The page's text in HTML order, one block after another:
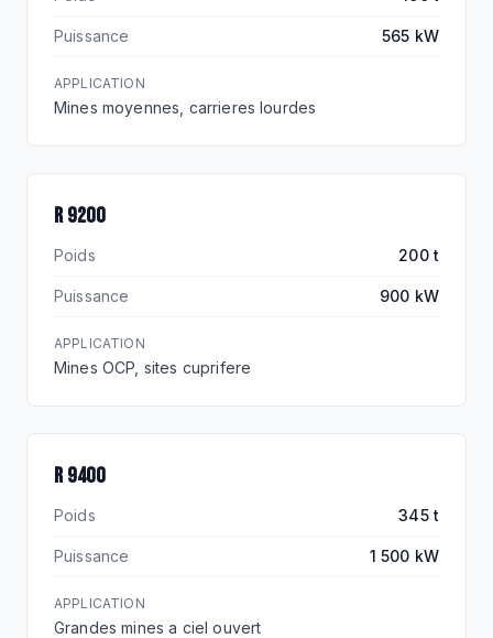
Puissance 565 kW
APPLICATION
Mines moyennes, carrieres lourdes
R 9200
Poids 200 t
Puissance 900 kW
APPLICATION
Mines OCP, sites cuprifere
R 9400
Poids 345 t
Puissance 1 500 kW
APPLICATION
Grandes mines a ciel ouvert